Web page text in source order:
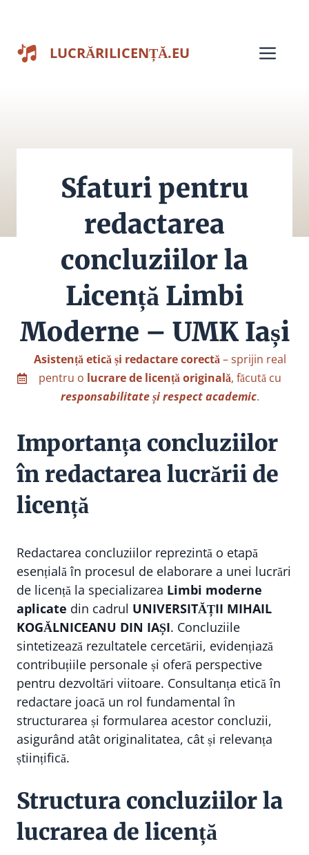
conținut
LUCRĂRILICENȚĂ.EU
Sfaturi pentru
redactarea
concluziilor la
Licență Limbi
Moderne – UMK Iași
Asistență etică și redactare corectă– sprijin real
pentru o lucrare de licență originală, făcută cu
responsabilitate și respect academic.
Importanța concluziilor
în redactarea lucrării de
licență
Redactarea concluziilor reprezintă o etapă
esențială în procesul de elaborare a unei lucrări
de licență la specializarea Limbi moderne
aplicate din cadrul UNIVERSITĂȚII MIHAIL
KOGĂLNICEANU DIN IAȘI. Concluziile
sintetizează rezultatele cercetării, evidențiază
contribuțiile personale și oferă perspective
pentru dezvoltări viitoare. Consultanța etică în
redactare joacă un rol fundamental în
structurarea și formularea acestor concluzii,
asigurând atât originalitatea, cât și relevanța
științifică.
Structura concluziilor la
lucrarea de licență